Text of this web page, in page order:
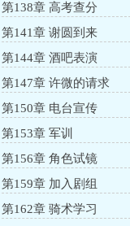
第138章 高考查分
第141章 谢圆到来
第144章 酒吧表演
第147章 许微的请求
第150章 电台宣传
第153章 军训
第156章 角色试镜
第159章 加入剧组
第162章 骑术学习